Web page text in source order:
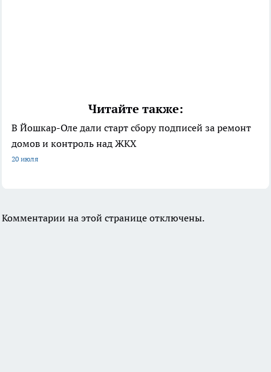
Читайте также:
В Йошкар-Оле дали старт сбору подписей за ремонт
домов и контроль над ЖКХ
20 июля
Комментарии на этой странице отключены.